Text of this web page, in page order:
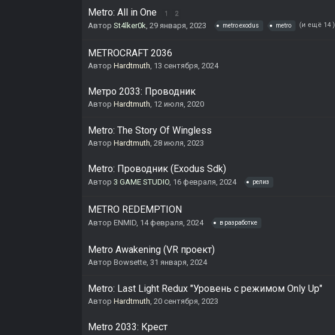
Metro: All in One 1 2
Автор St4lker0k, 29 января, 2023 metro exodus metro (и ещё 14 )
METROCRAFT 2036
Автор Hardtmuth, 13 сентября, 2024
Метро 2033: Проводник
Автор Hardtmuth, 12 июля, 2020
Metro: The Story Of Wingless
Автор Hardtmuth, 28 июля, 2023
Metro: Проводник (Exodus Sdk)
Автор 3 GAME STUDIO, 16 февраля, 2024 релиз
METRO REDEMPTION
Автор ENMID, 14 февраля, 2024 в разработке
Metro Awakening (VR проект)
Автор Bowsette, 31 января, 2024
Metro: Last Light Redux "Уровень с режимом Only Up"
Автор Hardtmuth, 20 сентября, 2023
Metro 2033: Крест